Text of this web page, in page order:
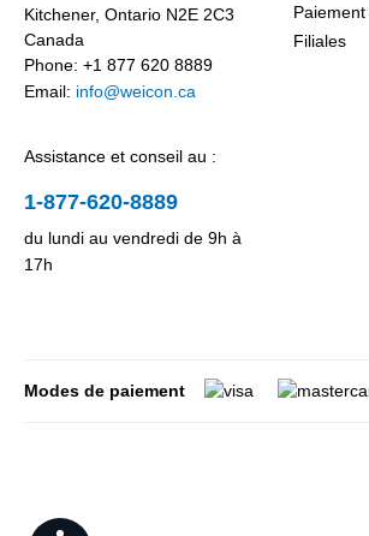
Kitchener, Ontario N2E 2C3
Canada
Phone: +1 877 620 8889
Email: info@weicon.ca
Assistance et conseil au :
1-877-620-8889
du lundi au vendredi de 9h à
17h
Filiales
Modes de paiement